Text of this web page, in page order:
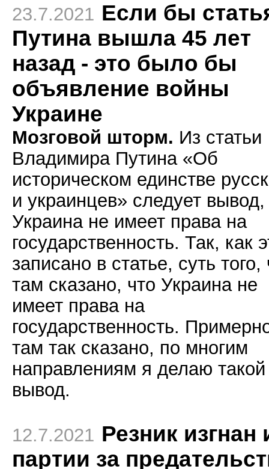
23.7.2021 Если бы
Путина вышла 45 лет
назад - это было бы
объявление войны
Украине
Мозговой шторм. Из статьи
Владимира Путина «Об
историческом единстве
и украинцев» следует вывод,
Украина не имеет права на
государственность. Так, как
записано в статье, суть того,
там сказано, что Украина не
имеет права на
государственность.
там так сказано, по многим
направлениям я делаю такой
вывод.
12.7.2021 Резник изгнан
партии за